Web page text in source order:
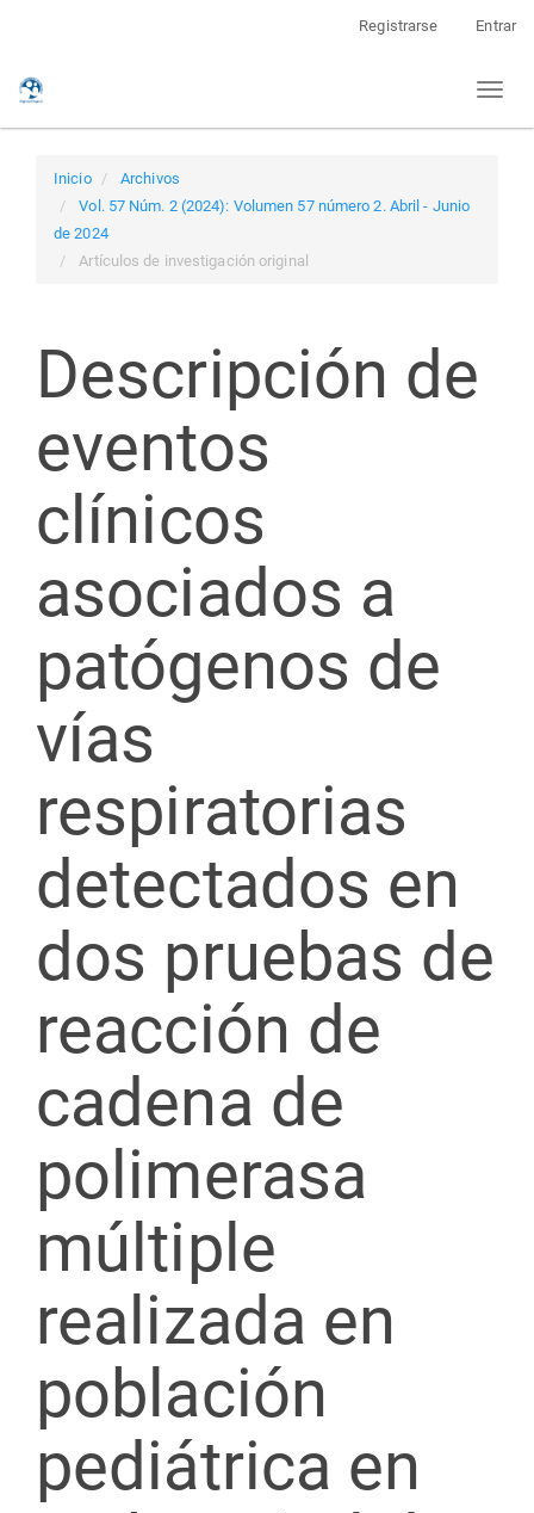
Registrarse Entrar
Toggle
Inicio
Archivos
Vol. 57 Núm. 2 (2024): Volumen 57 número 2. Abril - Junio
de 2024
Artículos de investigación original
Descripción de
eventos
clínicos
asociados a
patógenos de
vías
respiratorias
detectados en
dos pruebas de
reacción de
cadena de
polimerasa
múltiple
realizada en
población
pediátrica en